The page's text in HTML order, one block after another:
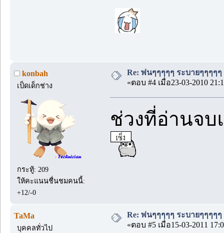
konbah
เป็ดเด็กช่าง
กระทู้: 209
ให้คะแนนชื่นชมคนนี้:
+12/-0
Re: พ่นๆๆๆๆๆ ระบายๆๆๆๆๆ
«ตอบ #4 เมื่อ23-03-2010
ช่วงที่อ่านจบ
TaMa
บุคคลทั่วไป
Re: พ่นๆๆๆๆๆ ระบายๆๆๆๆๆ
«ตอบ #5 เมื่อ15-03-2011